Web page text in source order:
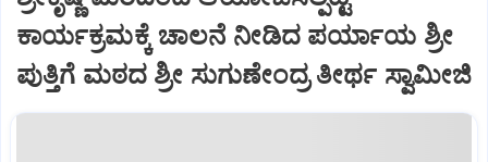
ಕಾರ್ಯಕ್ರಮಕ್ಕೆ ಚಾಲನೆ ನೀಡಿದ ಪರ್ಯಾಯ ಶ್ರೀ
ಪುತ್ತಿಗೆ ಮಠದ ಶ್ರೀ ಸುಗುಣೇಂದ್ರ ತೀರ್ಥ ಸ್ವಾಮೀಜಿ